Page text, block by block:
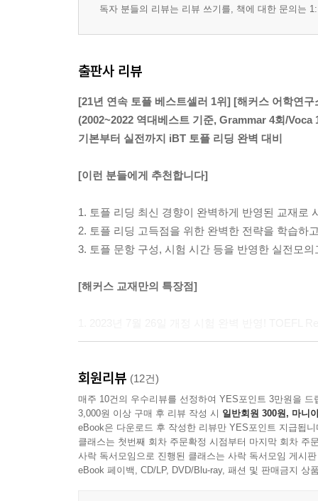
독자 분들의 리뷰는 리뷰 쓰기를, 책에 대한 문의는
출판사 리뷰
[21년 연속 토플 베스트셀러 1위] [해커스 어학연
(2002~2022 역대베스트 기준, Grammar 4회/Voca
기본부터 실전까지 iBT 토플 리딩 완벽 대비
[이런 분들에게 추천합니다]
1. 토플 리딩 최신 경향이 완벽하게 반영된 교재로
2. 토플 리딩 고득점을 위한 완벽한 전략을 학습하
3. 토플 문항 구성, 시험 시간 등을 반영한 실전모
[해커스 교재만의 특장점]
1) iBT TOEFL Reading을 위한 첫걸음부터 실전
전략을 학습하여 기초 실력을 다진 후, 예제를 통
2) 문제 유형, 출제 방식, 유형별 공략법을 익혀 기
문제를 풀어봄으로써 앞서 학습한 유형별 공략법
3) 실제 시험과 동일한 구성 및 난이도의 ‘Actual
회원리뷰 (12건)
매주 10건의 우수리뷰를 선정하여 YES포인트 3만원을 드
3,000원 이상 구매 후 리뷰 작성 시 일반회원 300원, 마니
eBook은 다운로드 후 작성한 리뷰만 YES포인트 지급됩니
클래스는 첫번째 회차 주문확정 시점부터 마지막 회차 주
사락 독서모임으로 진행된 클래스는 사락 독서모임 게시
eBook 페이백, CD/LP, DVD/Blu-ray, 패션 및 판매금지 상